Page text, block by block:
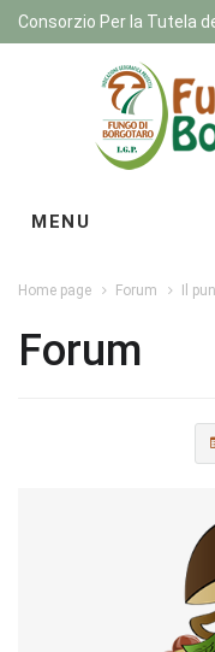
Consorzio Per la Tutela
MENU
Home page Forum Il
Forum